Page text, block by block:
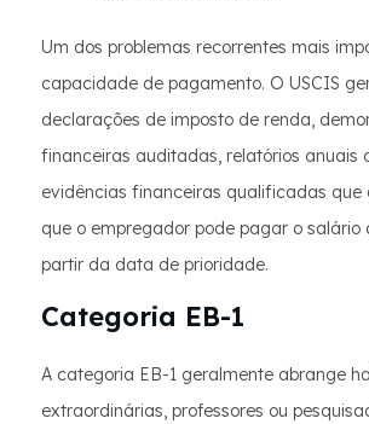
Um dos problemas recorrentes mais
capacidade de pagamento. O USCIS
declarações de imposto de renda,
financeiras auditadas, relatórios anuais
evidências financeiras qualificadas que
que o empregador pode pagar o salário
partir da data de prioridade.
Categoria EB-1
A categoria EB-1 geralmente abrange
extraordinárias, professores ou